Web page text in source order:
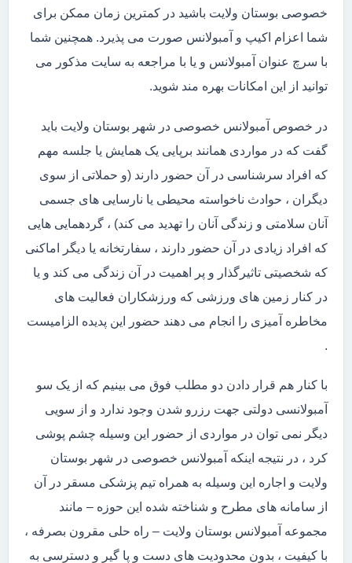
خصوصی بوستان ولایت باشید در کمترین زمان ممکن برای
شما اعزام اکیپ و آمبولانس صورت می پذیرد. همچنین شما
با سرچ عنوان آمبولانس و یا با مراجعه به سایت مذکور می
توانید از این امکانات بهره مند شوید.
در خصوص آمبولانس خصوصی در شهر بوستان ولایت باید
گفت که در مواردی همانند برپایی یک همایش یا جلسه مهم
که افراد سرشناسی در آن حضور دارند (و حملاتی از سوی
دیگران ، حوادث ناخواسته محیطی یا نارسایی های جسمی
آنان سلامتی و زندگی آنان را تهدید می کند) ، گردهمایی هایی
که افراد زیادی در آن حضور دارند ، سفارتخانه یا دیگر اماکنی
که شخصیتی تاثیرگذار و پر اهمیت در آن زندگی می کند و یا
در کنار زمین های ورزشی که ورزشکاران فعالیت های
مخاطره آمیزی را انجام می دهند حضور این پدیده الزامیست
.
با کنار هم قرار دادن دو مطلب فوق می بینیم که از یک سو
آمبولانسی دولتی جهت رزرو شدن وجود ندارد و از سویی
دیگر نمی توان در مواردی از حضور این وسیله چشم پوشی
کرد ، در نتیجه اینکه آمبولانس خصوصی در شهر بوستان
ولایت و اجاره این وسیله به همراه تیم پزشکی مسقر در آن
از سامانه های مطرح و شناخته شده این حوزه – مانند
مجموعه آمبولانس بوستان ولایت – راه حلی مقرون بصرفه ،
با کیفیت ، بدون محدودیت های دست و پا گیر و دسترسی به